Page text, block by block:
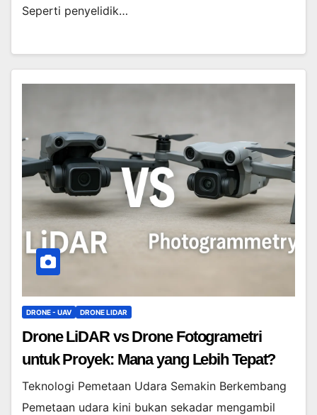
Seperti penyelidik…
DRONE - UAV DRONE LIDAR
Drone LiDAR vs Drone Fotogrametri
untuk Proyek: Mana yang Lebih Tepat?
Teknologi Pemetaan Udara Semakin Berkembang
Pemetaan udara kini bukan sekadar mengambil